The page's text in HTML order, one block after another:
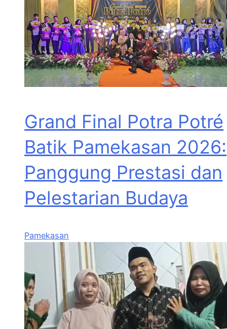
Grand Final Potra Potré
Batik Pamekasan 2026:
Panggung Prestasi dan
Pelestarian Budaya
Pamekasan